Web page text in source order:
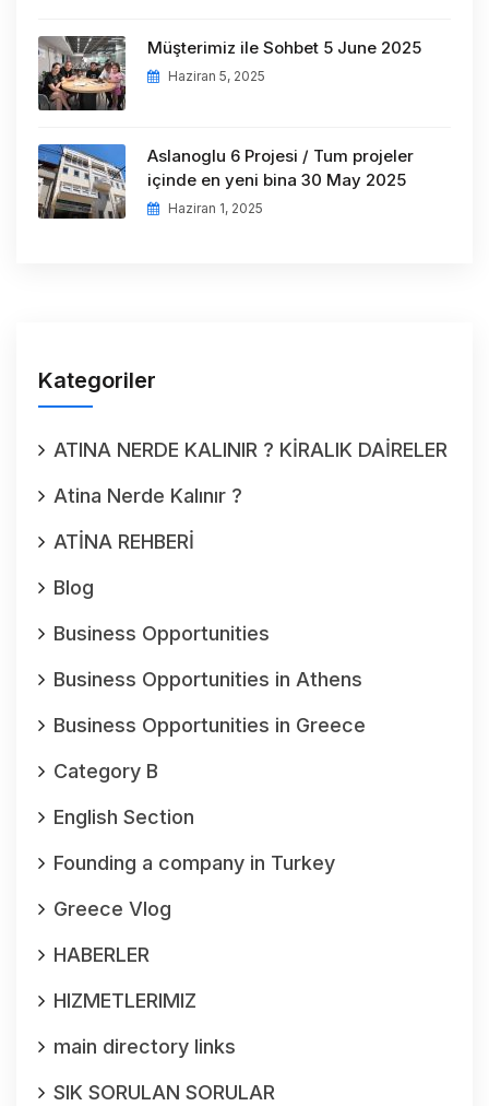
Müşterimiz ile Sohbet 5 June 2025
Haziran 5, 2025
Aslanoglu 6 Projesi / Tum projeler
içinde en yeni bina 30 May 2025
Haziran 1, 2025
Kategoriler
ATINA NERDE KALINIR ? KİRALIK DAİRELER
Atina Nerde Kalınır ?
ATİNA REHBERİ
Blog
Business Opportunities
Business Opportunities in Athens
Business Opportunities in Greece
Category B
English Section
Founding a company in Turkey
Greece Vlog
HABERLER
HIZMETLERIMIZ
main directory links
SIK SORULAN SORULAR